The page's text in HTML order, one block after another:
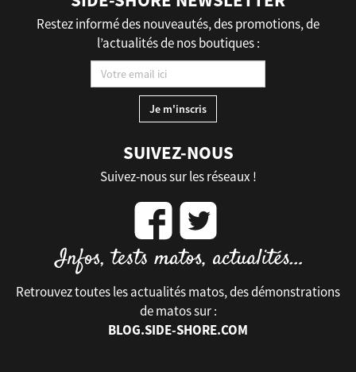
Restez informé des nouveautés, des promotions, de
l’actualités de nos boutiques :
SUIVEZ-NOUS
Suivez-nous sur les réseaux !
Retrouvez toutes les actualités matos, des démonstrations
de matos sur :
BLOG.SIDE-SHORE.COM